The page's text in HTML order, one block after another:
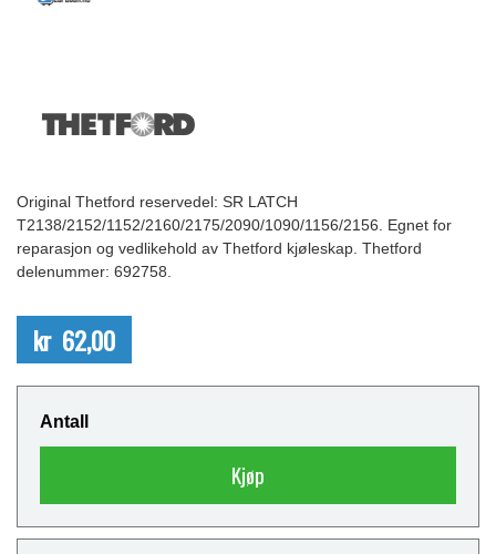
Original Thetford reservedel: SR LATCH
T2138/2152/1152/2160/2175/2090/1090/1156/2156. Egnet for
reparasjon og vedlikehold av Thetford kjøleskap. Thetford
delenummer: 692758.
kr 62,00
Antall
Kjøp